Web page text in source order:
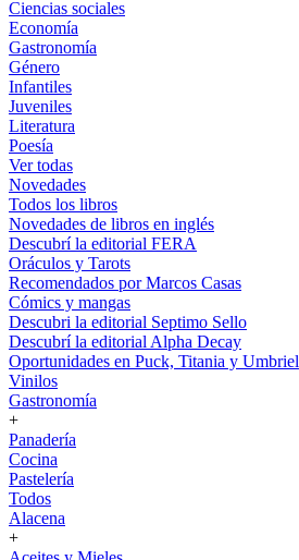
Ciencias sociales
Economía
Gastronomía
Género
Infantiles
Juveniles
Literatura
Poesía
Ver todas
Novedades
Todos los libros
Novedades de libros en inglés
Descubrí la editorial FERA
Oráculos y Tarots
Recomendados por Marcos Casas
Cómics y mangas
Descubri la editorial Septimo Sello
Descubrí la editorial Alpha Decay
Oportunidades en Puck, Titania y Umbriel
Vinilos
Gastronomía
+
Panadería
Cocina
Pastelería
Todos
Alacena
+